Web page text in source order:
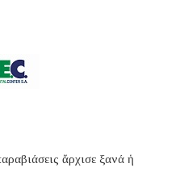
ἄρχισε ξανά ἡ